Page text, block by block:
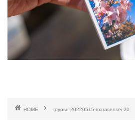
HOME toyosu-20220515-marasensei-20